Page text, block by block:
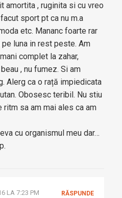
amortita , ruginita si cu vreo
sport pt ca nu m.a
etc. Mananc foarte rar
luna in rest peste. Am
complet la zahar,
, nu fumez. Si am
Alerg ca o rață impiedicata
Obosesc teribil. Nu stiu
ritm sa am mai ales ca am
cu organismul meu dar…
LA 7:23 PM RĂSPUNDE